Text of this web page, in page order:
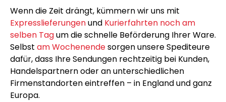
Wenn die Zeit drängt, kümmern wir uns mit
Expresslieferungenund Kurierfahrten noch am
selben Tagum die schnelle Beförderung Ihrer Ware.
Selbst am Wochenendesorgen unsere Spediteure
dafür, dass Ihre Sendungen rechtzeitig bei Kunden,
Handelspartnern oder an unterschiedlichen
Firmenstandorten eintreffen – in England und ganz
Europa.